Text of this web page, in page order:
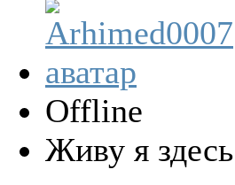
Offline
Живу я здесь